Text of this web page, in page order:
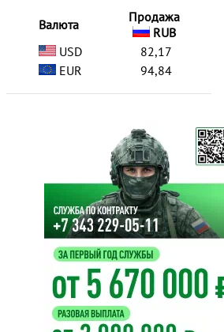
Валюта
Продажа
RUB
USD
82,17
EUR
94,84